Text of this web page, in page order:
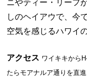
ニやティー・リーフ
しのヘイアウで、今
空気を感じるハワイ
アクセス ワイキキから
たらモアナルア通りを直